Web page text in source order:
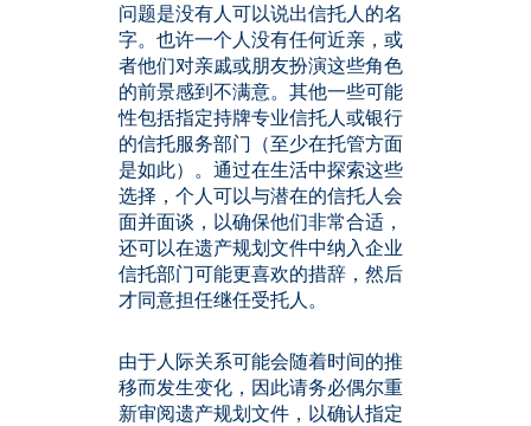
问题是没有人可以说出信托人的名
字。也许一个人没有任何近亲，或
者他们对亲戚或朋友扮演这些角色
的前景感到不满意。其他一些可能
性包括指定持牌专业信托人或银行
的信托服务部门（至少在托管方面
是如此）。通过在生活中探索这些
选择，个人可以与潜在的信托人会
面并面谈，以确保他们非常合适，
还可以在遗产规划文件中纳入企业
信托部门可能更喜欢的措辞，然后
才同意担任继任受托人。
由于人际关系可能会随着时间的推
移而发生变化，因此请务必偶尔重
新审阅遗产规划文件，以确认指定